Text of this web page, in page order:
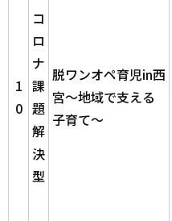
1
0
コ
ロ
ナ
課
題
解
決
型
脱ワンオペ育児in西
宮～地域で支える
子育て～